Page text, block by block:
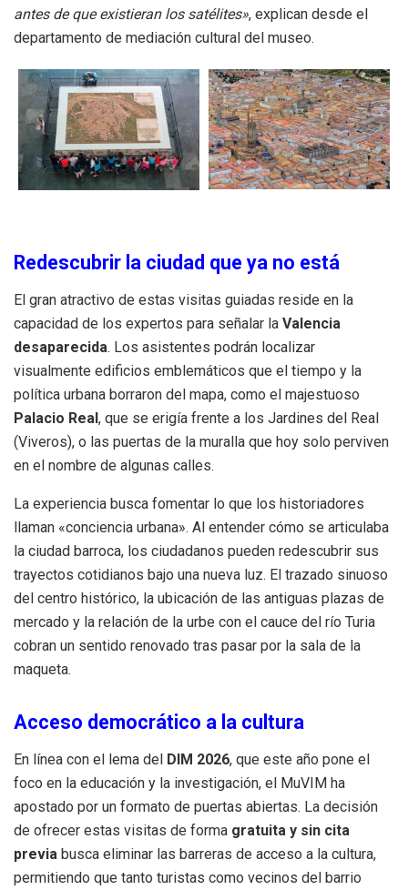
antes de que existieran los satélites», explican desde el
departamento de mediación cultural del museo.
Redescubrir la ciudad que ya no está
El gran atractivo de estas visitas guiadas reside en la
capacidad de los expertos para señalar la Valencia
desaparecida. Los asistentes podrán localizar
visualmente edificios emblemáticos que el tiempo y la
política urbana borraron del mapa, como el majestuoso
Palacio Real , que se erigía frente a los Jardines del Real
(Viveros), o las puertas de la muralla que hoy solo perviven
en el nombre de algunas calles.
La experiencia busca fomentar lo que los historiadores
llaman «conciencia urbana». Al entender cómo se articulaba
la ciudad barroca, los ciudadanos pueden redescubrir sus
trayectos cotidianos bajo una nueva luz. El trazado sinuoso
del centro histórico, la ubicación de las antiguas plazas de
mercado y la relación de la urbe con el cauce del río Turia
cobran un sentido renovado tras pasar por la sala de la
maqueta.
Acceso democrático a la cultura
En línea con el lema del DIM 2026, que este año pone el
foco en la educación y la investigación, el MuVIM ha
apostado por un formato de puertas abiertas. La decisión
de ofrecer estas visitas de forma gratuita y sin cita
previa busca eliminar las barreras de acceso a la cultura,
permitiendo que tanto turistas como vecinos del barrio